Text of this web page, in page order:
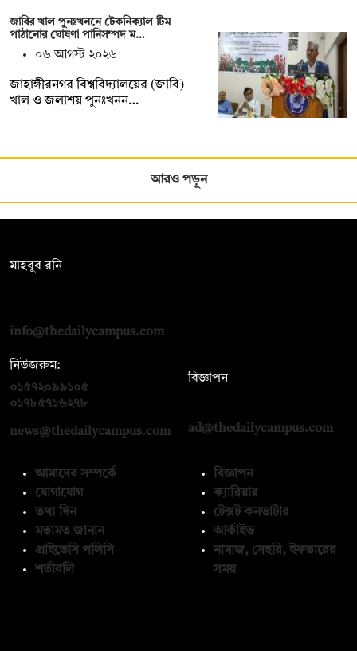
জাবির খাল পুনঃখননে টেকনিক্যাল টিম
পাঠানোর ঘোষণা পানিসম্পদ ম…
০৬ আগস্ট ২০২৬
‎‎জাহাঙ্গীরনগর বিশ্ববিদ্যালয়ের (জাবি)
খাল ও জলাশয় পুনঃখনন…
আরও পড়ুন
মাহবুব রনি
info@thedailycampus.com
নিউজরুম:
০১৫৭২০৯৯১০৫
০১৭৮৫৭১৬২৭৮
news@thedailycampus.com
বিজ্ঞাপন
ad@thedailycampus.com
আমাদের সম্পর্কে
যোগাযোগ
তথ্য দিন
মতামত জানান
প্রাইভেসি পলিসি
শর্তাবলি
বিজ্ঞাপন
ক্যারিয়ার
টেক্সট কনভার্টার
আর্কাইভ
নামাজ, সেহরি, ইফতারের
সময়